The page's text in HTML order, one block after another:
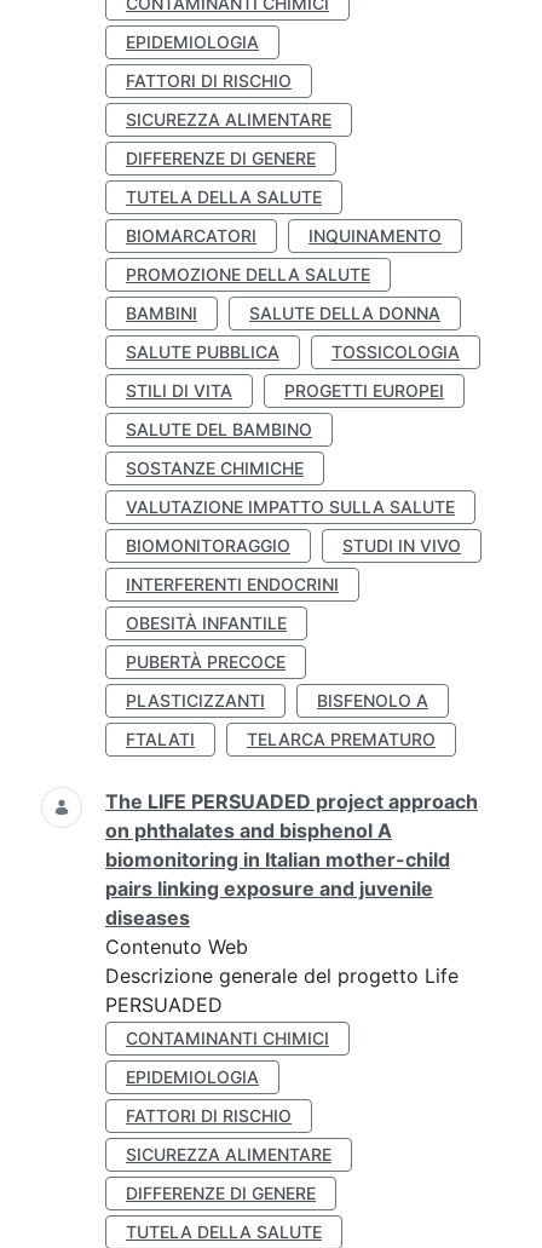
EPIDEMIOLOGIA
FATTORI DI RISCHIO
SICUREZZA ALIMENTARE
DIFFERENZE DI GENERE
TUTELA DELLA SALUTE
BIOMARCATORI
INQUINAMENTO
PROMOZIONE DELLA SALUTE
BAMBINI
SALUTE DELLA DONNA
SALUTE PUBBLICA
TOSSICOLOGIA
STILI DI VITA
PROGETTI EUROPEI
SALUTE DEL BAMBINO
SOSTANZE CHIMICHE
VALUTAZIONE IMPATTO SULLA SALUTE
BIOMONITORAGGIO
STUDI IN VIVO
INTERFERENTI ENDOCRINI
OBESITÀ INFANTILE
PUBERTÀ PRECOCE
PLASTICIZZANTI
BISFENOLO A
FTALATI
TELARCA PREMATURO
The LIFE PERSUADED project approach
on phthalates and bisphenol A
biomonitoring in Italian mother-child
pairs linking exposure and juvenile
diseases
Contenuto Web
Descrizione generale del progetto Life
PERSUADED
CONTAMINANTI CHIMICI
EPIDEMIOLOGIA
FATTORI DI RISCHIO
SICUREZZA ALIMENTARE
DIFFERENZE DI GENERE
TUTELA DELLA SALUTE